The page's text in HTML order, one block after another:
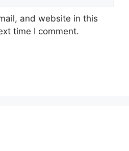
and website in this
time I comment.